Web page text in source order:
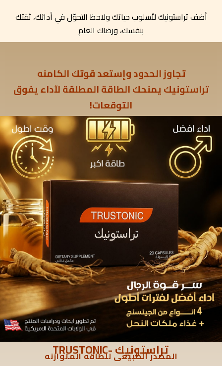
أضف تراستونيك لأسلوب حياتك ولاحظ التحوّل في أدائك، ثقتك
بنفسك، ورضاك العام
تجاوز الحدود وإستعد قوتك الكامنه
تراستونيك يمنحك الطاقة المطلقة لآداء يفوق
التوقعات!
تراستونيك -TRUSTONIC
المصدر الطبيعى للطاقه المتوازنه